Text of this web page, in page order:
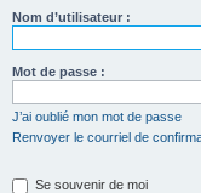
Nom d’utilisateur :
Mot de passe :
J’ai oublié mon mot de passe
Renvoyer le courriel de
Se souvenir de moi